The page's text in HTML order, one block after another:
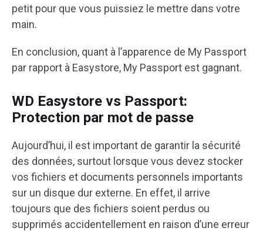
petit pour que vous puissiez le mettre dans votre
main.
En conclusion, quant à l’apparence de My Passport
par rapport à Easystore, My Passport est gagnant.
WD Easystore vs Passport:
Protection par mot de passe
Aujourd’hui, il est important de garantir la sécurité
des données, surtout lorsque vous devez stocker
vos fichiers et documents personnels importants
sur un disque dur externe. En effet, il arrive
toujours que des fichiers soient perdus ou
supprimés accidentellement en raison d’une erreur